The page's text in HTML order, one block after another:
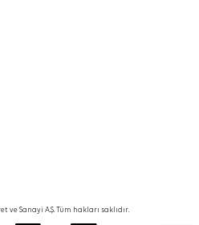
ve Sanayi A.Ş. Tüm hakları saklıdır.